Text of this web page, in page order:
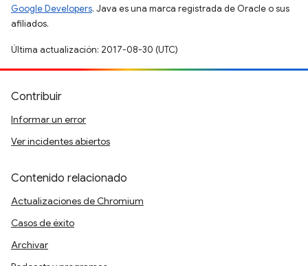
Google Developers. Java es una marca registrada de Oracle o sus
afiliados.
Última actualización: 2017-08-30 (UTC)
Contribuir
Informar un error
Ver incidentes abiertos
Contenido relacionado
Actualizaciones de Chromium
Casos de éxito
Archivar